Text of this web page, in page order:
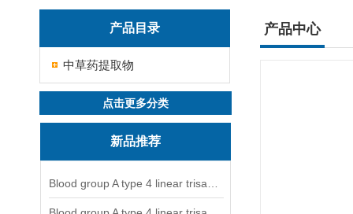
产品目录
中草药提取物
点击更多分类
新品推荐
产品中心